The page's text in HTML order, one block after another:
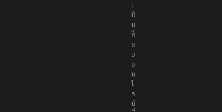
เ
ป็
น
สื่
อ
อ
อ
น
ไ
ล
น์